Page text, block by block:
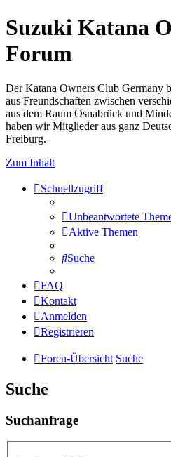
Suzuki Katana
Forum
Der Katana Owners Club Germany
aus Freundschaften zwischen
aus dem Raum Osnabrück und
haben wir Mitglieder aus ganz
Freiburg.
Zum Inhalt
Schnellzugriff
Unbeantwortete
Aktive Themen
Suche
FAQ
Kontakt
Anmelden
Registrieren
Foren-Übersicht Suche
Suche
Suchanfrage